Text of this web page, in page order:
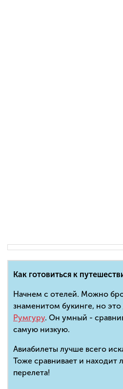
Как готовиться к
Начнем с отелей. Можно
знаменитом букинге, но
Румгуру. Он умный -
самую низкую.
Авиабилеты лучше всего
Тоже сравнивает и находит
перелета!